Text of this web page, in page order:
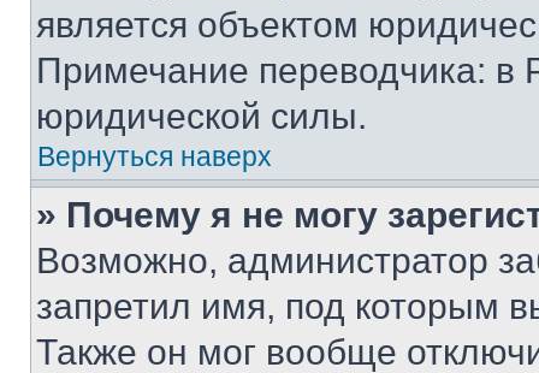
является объектом
Примечание переводчика: в
юридической силы.
Вернуться наверх
» Почему я не могу
Возможно, администратор
запретил имя, под которым
Также он мог вообще